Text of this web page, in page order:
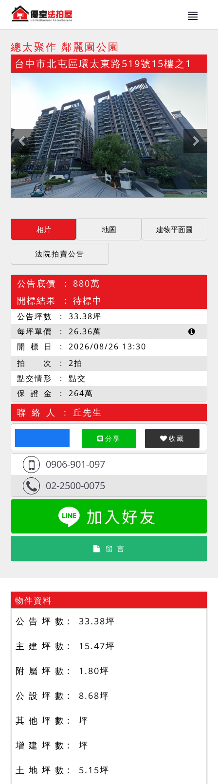
總太聚作 鄰麗園公園
台中市北屯區環太東路519號15樓之1
相片 地圖 建物平面圖
法院拍賣公告
公告底價
880萬
開標結果
待標中
公告坪數 33.38坪
每坪單價
26.36萬
開 標 日
2026/08/26 13:30
拍 次
2拍
點交情形
點交
保 證 金
264萬
聯 絡 人 丘先生
分享 收藏
0906-901-097
02-2500-0075
留 言
物件資料
公 告 坪 數 33.38坪
主 建 坪 數 15.47坪
附 屬 坪 數 1.80坪
公 設 坪 數 8.68坪
其 他 坪 數 坪
增 建 坪 數 坪
土 地 坪 數 5.15坪